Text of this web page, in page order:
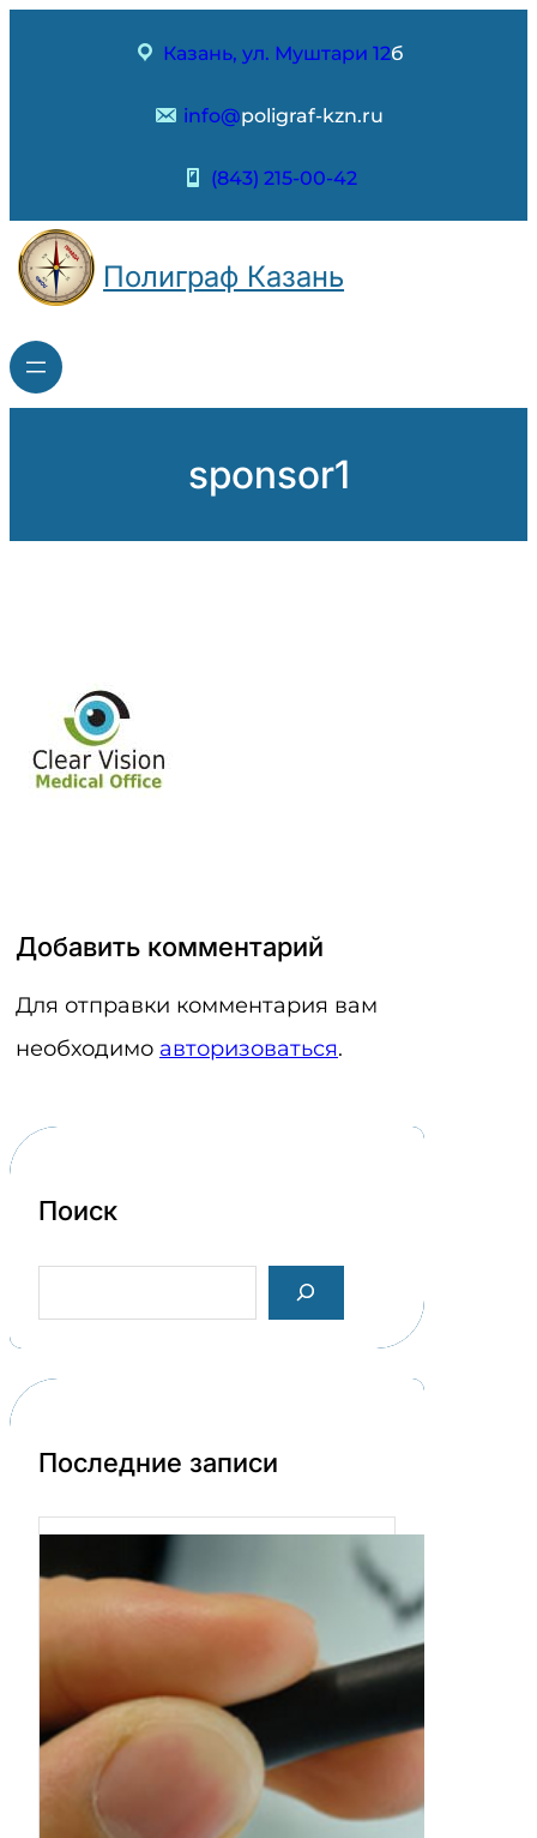
Казань, ул. Муштари 12б
info@poligraf-kzn.ru
(843) 215-00-42
Полиграф Казань
sponsor1
Добавить комментарий
Для отправки комментария вам
необходимо авторизоваться.
Поиск
a
h
Последние записи